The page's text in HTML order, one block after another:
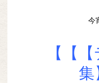
今
【【
集